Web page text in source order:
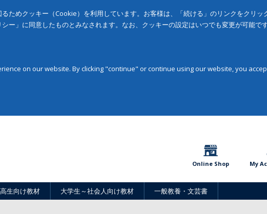
ためクッキー（Cookie）を利用しています。お客様は、「続ける」のリンクをクリ
ー」に同意したものとみなされます。なお、クッキーの設定はいつでも変更が可能です
on our website. By clicking "continue" or continue using our website, you
Online Shop My
生向け教材 大学生～社会人向け教材 一般教養・文芸書